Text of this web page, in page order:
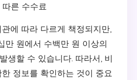
른 수수료
에 따라 다르게 책정되지만,
만 원에서 수백만 원 이상의
생할 수 있습니다. 따라서, 비
정보를 확인하는 것이 중요